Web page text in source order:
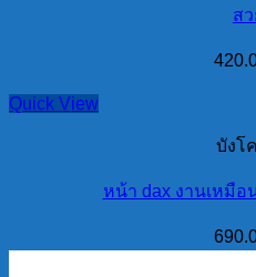
สว
Quick View
บังโ
หน้า dax งานเหมือ